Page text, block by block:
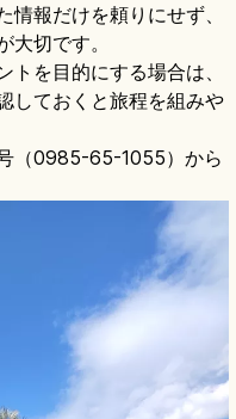
報だけを頼りにせず、
切です。
を目的にする場合は、
しておくと旅程を組みや
（0985-65-1055）から